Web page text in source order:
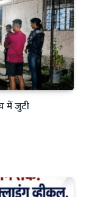
में जुटी